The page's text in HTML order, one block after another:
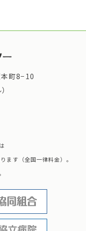
町8−10
ます（全国一律料金）。